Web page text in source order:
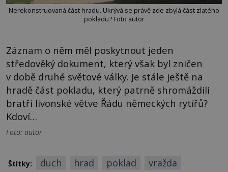
Nerekonstruovaná část hradu. Ukrývá se právě zde zbylá část zlatého
pokladu? Foto autor
Záznam o něm měl poskytnout jeden
středověký dokument, který však byl zničen
v době druhé světové války. Je stále ještě na
hradě část pokladu, který patrně shromáždili
bratři livonské větve Řádu německých rytířů?
Kdoví…
Foto: autor
Štítky: duch hrad poklad vražda